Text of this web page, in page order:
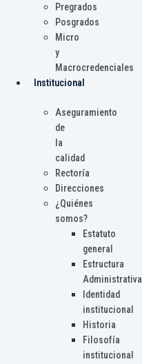
Pregrados
Posgrados
Micro
y
Macrocredenciales
Institucional
Aseguramiento
de
la
calidad
Rectoría
Direcciones
¿Quiénes
somos?
Estatuto
general
Estructura
Administrativa
Identidad
institucional
Historia
Filosofía
institucional